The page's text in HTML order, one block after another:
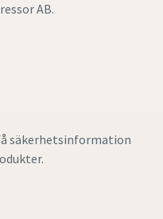
AB.
säkerhetsinformation